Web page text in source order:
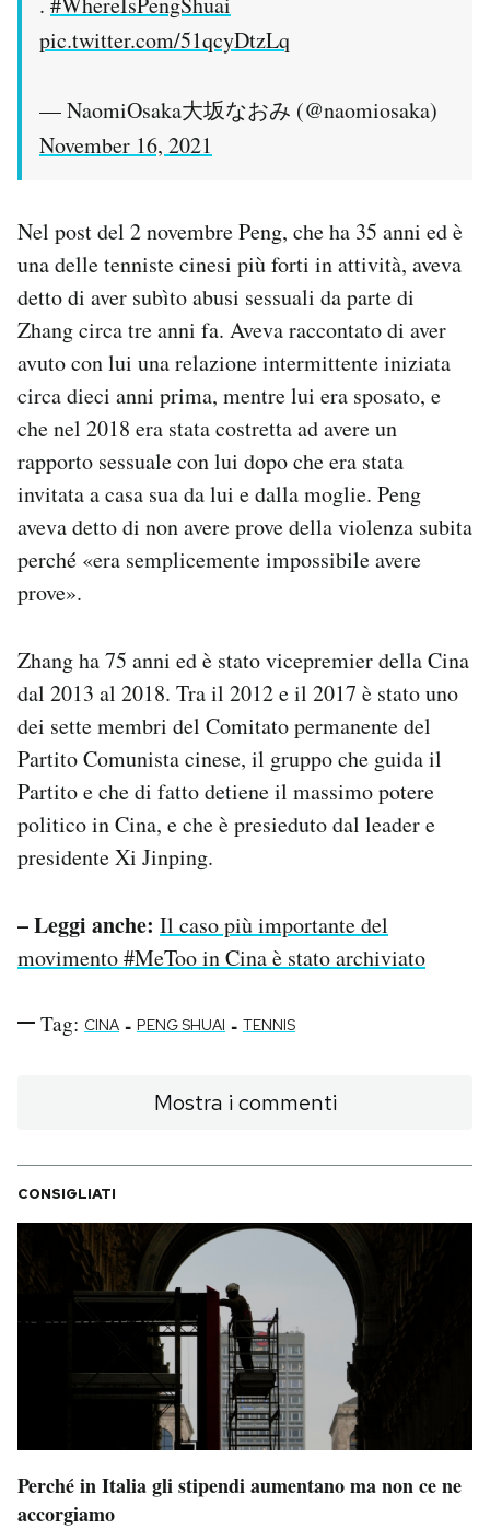
pic.twitter.com/51qcyDtzLq
— NaomiOsaka大坂なおみ (@naomiosaka)
November 16, 2021
Nel post del 2 novembre Peng, che ha 35 anni ed è
una delle tenniste cinesi più forti in attività, aveva
detto di aver subìto abusi sessuali da parte di
Zhang circa tre anni fa. Aveva raccontato di aver
avuto con lui una relazione intermittente iniziata
circa dieci anni prima, mentre lui era sposato, e
che nel 2018 era stata costretta ad avere un
rapporto sessuale con lui dopo che era stata
invitata a casa sua da lui e dalla moglie. Peng
aveva detto di non avere prove della violenza subita
perché «era semplicemente impossibile avere
prove».
Zhang ha 75 anni ed è stato vicepremier della Cina
dal 2013 al 2018. Tra il 2012 e il 2017 è stato uno
dei sette membri del Comitato permanente del
Partito Comunista cinese, il gruppo che guida il
Partito e che di fatto detiene il massimo potere
politico in Cina, e che è presieduto dal leader e
presidente Xi Jinping.
– Leggi anche: Il caso più importante del
movimento #MeToo in Cina è stato archiviato
Tag: CINA - PENG SHUAI - TENNIS
Mostra i commenti
CONSIGLIATI
Perché in Italia gli stipendi aumentano ma non ce ne
accorgiamo